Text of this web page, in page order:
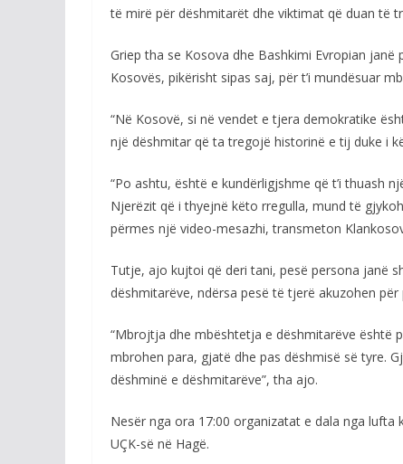
të mirë për dëshmitarët dhe viktimat që duan të
Griep tha se Kosova dhe Bashkimi Evropian
Kosovës, pikërisht sipas saj, për t’i mundësuar
“Në Kosovë, si në vendet e tjera demokratike
një dëshmitar që ta tregojë historinë e tij duke i
“Po ashtu, është e kundërligjshme që t’i thuash
Njerëzit që i thyejnë këto rregulla, mund të
përmes një video-mesazhi, transmeton
Tutje, ajo kujtoi që deri tani, pesë persona janë
dëshmitarëve, ndërsa pesë të tjerë akuzohen
“Mbrojtja dhe mbështetja e dëshmitarëve është
mbrohen para, gjatë dhe pas dëshmisë së tyre.
dëshminë e dëshmitarëve”, tha ajo.
Nesër nga ora 17:00 organizatat e dala nga lufta
UÇK-së në Hagë.